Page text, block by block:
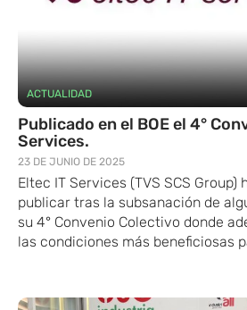
ACTUALIDAD
Publicado en el BOE el 4°
Services.
23 DE JUNIO DE 2025
Eltec IT Services (TVS SCS Group)
publicar tras la subsanación de
su 4° Convenio Colectivo donde
las condiciones más beneficiosas